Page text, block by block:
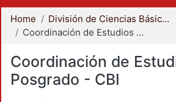
Home
División de Ciencias Básicas e Ingeniería
Coordinación de Estudios de Posgrado - CBI
Coordinación de
Posgrado - CBI